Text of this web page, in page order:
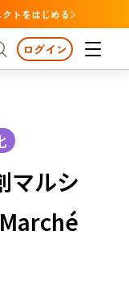
トをはじめる
協力
医療・福祉
・マイノリティ
育
ログイン
マルシ